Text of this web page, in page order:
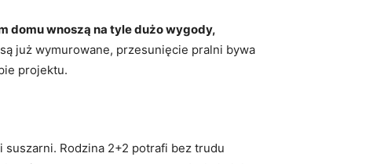
domu wnoszą na tyle dużo wygody,
już wymurowane, przesunięcie pralni bywa
projektu.
suszarni. Rodzina 2+2 potrafi bez trudu